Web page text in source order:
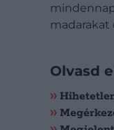
madarakat
Olvasd